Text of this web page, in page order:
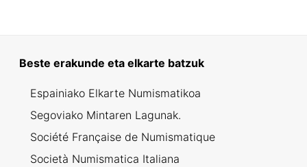
Beste erakunde eta elkarte batzuk
Espainiako Elkarte Numismatikoa
Segoviako Mintaren Lagunak.
Société Française de Numismatique
Società Numismatica Italiana